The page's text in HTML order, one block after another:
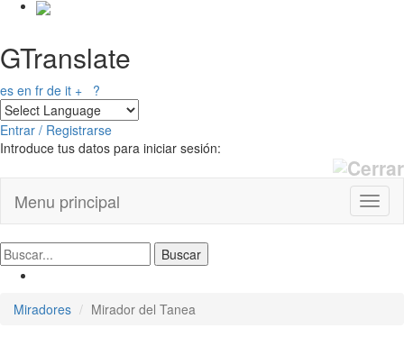
GTranslate
es en fr de it + ?
Entrar / Registrarse
Introduce tus datos para iniciar sesión:
Menu principal
Miradores Mirador del Tanea